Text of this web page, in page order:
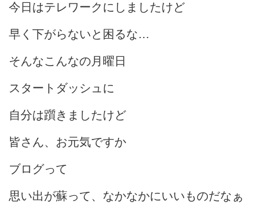
今日はテレワークにしましたけど
早く下がらないと困るな…
そんなこんなの月曜日
スタートダッシュに
自分は躓きましたけど
皆さん、お元気ですか
ブログって
思い出が蘇って、なかなかにいいものだなぁ